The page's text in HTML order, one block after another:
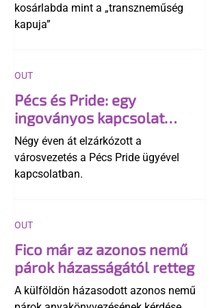
kosárlabda mint a „transzneműség
kapuja”
Pécs és Pride: egy
ingoványos kapcsolat
története
Négy éven át elzárkózott a
városvezetés a Pécs Pride ügyével
kapcsolatban.
OUT
Fico már az azonos nemű
párok házasságától retteg
A külföldön házasodott azonos nemű
OUT